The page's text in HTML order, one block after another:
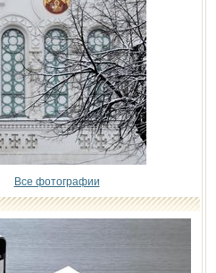
Все фотографии